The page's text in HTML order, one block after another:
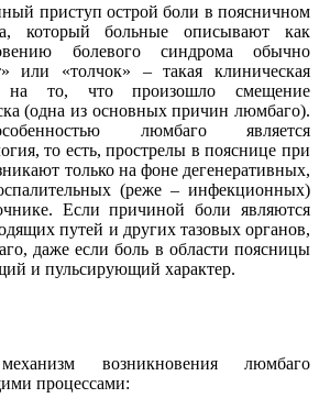
приступ острой боли в поясничном
который больные описывают как
болевого синдрома обычно
или «толчок» – такая клиническая
на то, что произошло смещение
(одна из основных причин люмбаго).
люмбаго является
то есть, прострелы в пояснице при
только на фоне дегенеративных,
(реже – инфекционных)
Если причиной боли являются
путей и других тазовых органов,
даже если боль в области поясницы
и пульсирующий характер.
механизм возникновения люмбаго
процессами: